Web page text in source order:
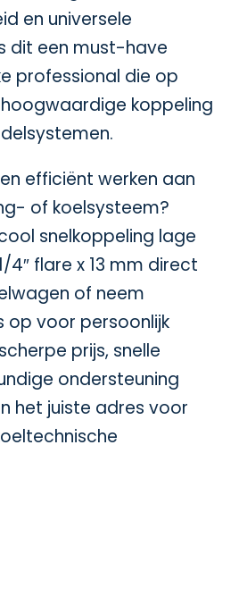
en universele
dit een must-have
professional die op
koppeling
efficiënt werken aan
of koelsysteem?
snelkoppeling lage
4″ flare x 13 mm direct
of neem
voor persoonlijk
prijs, snelle
ondersteuning
het juiste adres voor